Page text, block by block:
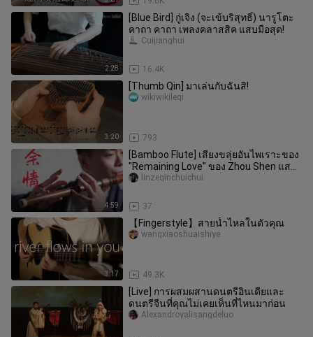
2:28
[Blue Bird] กู่เจิง (จะเข้บริสุทธิ์) นารูโตะ
คาถา คาถา เพลงคลาสสิค แสบมือสุด!
16.4K
Cuijianghui
3:20
[Thumb Qin] มาเล่นกับฉันสิ!
793
wikiwikileqi
4:59
[Bamboo Flute] เสียงขลุ่ยอันไพเราะของ
"Remaining Love" ของ Zhou Shen แสดง
เพลงประกอบของ "Canglan Jue"
37
linzeqinchuichui
3:17
【Fingerstyle】สายน้ำไหลในตัวคุณ
49.3K
wangxiaoshuaishiye
[Live] การผสมผสานดนตรีอินเดียและ
ดนตรีจีนที่คุณไม่เคยเห็นที่ไหนมาก่อน
Alexandroyalisangdeluo